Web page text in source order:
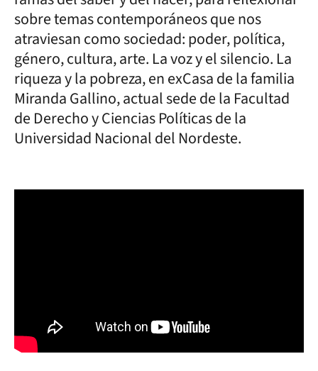
sobre temas contemporáneos que nos
atraviesan como sociedad: poder, política,
género, cultura, arte. La voz y el silencio. La
riqueza y la pobreza, en exCasa de la familia
Miranda Gallino, actual sede de la Facultad
de Derecho y Ciencias Políticas de la
Universidad Nacional del Nordeste.